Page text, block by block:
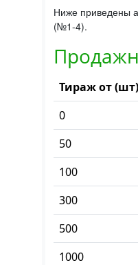
Ниже приведены
(№1-4).
Тираж от (шт)
0
50
100
300
500
1000